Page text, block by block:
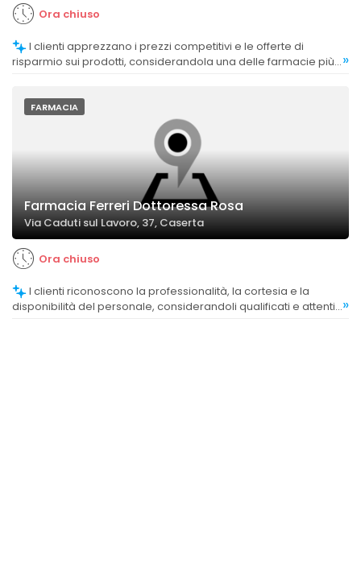
Ora chiuso
risparmio sui prodotti, considerandola una delle farmacie più
»
FARMACIA
Farmacia Ferreri Dottoressa Rosa
Via Caduti sul Lavoro, 37, Caserta
Ora chiuso
disponibilità del personale, considerandoli qualificati e attenti »